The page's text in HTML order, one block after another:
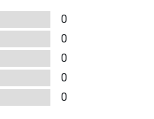
0
0
0
0
0